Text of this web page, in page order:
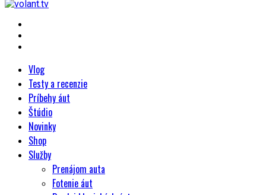
Vlog
Testy a recenzie
Príbehy áut
Štúdio
Novinky
Shop
Služby
Prenájom auta
Fotenie áut